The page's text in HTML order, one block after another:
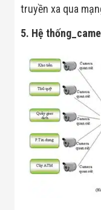
truyền xa qua
5. Hệ